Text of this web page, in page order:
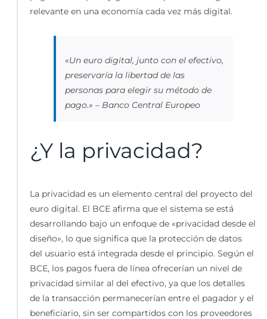
relevante en una economía cada vez más digital.
«Un euro digital, junto con el efectivo,
preservaría la libertad de las
personas para elegir su método de
pago.» – Banco Central Europeo
¿Y la privacidad?
La privacidad es un elemento central del proyecto del
euro digital. El BCE afirma que el sistema se está
desarrollando bajo un enfoque de «privacidad desde el
diseño», lo que significa que la protección de datos
del usuario está integrada desde el principio. Según el
BCE, los pagos fuera de línea ofrecerían un nivel de
privacidad similar al del efectivo, ya que los detalles
de la transacción permanecerían entre el pagador y el
beneficiario, sin ser compartidos con los proveedores